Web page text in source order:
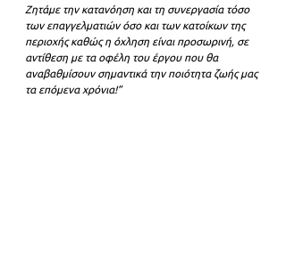
Ζητάμε την κατανόηση και τη συνεργασία τόσο
των επαγγελματιών όσο και των κατοίκων της
περιοχής καθώς η όχληση είναι προσωρινή, σε
αντίθεση με τα οφέλη του έργου που θα
αναβαθμίσουν σημαντικά την ποιότητα ζωής μας
τα επόμενα χρόνια!”